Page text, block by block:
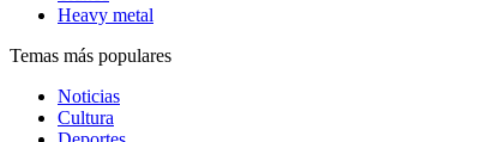
Heavy metal
Temas más populares
Noticias
Cultura